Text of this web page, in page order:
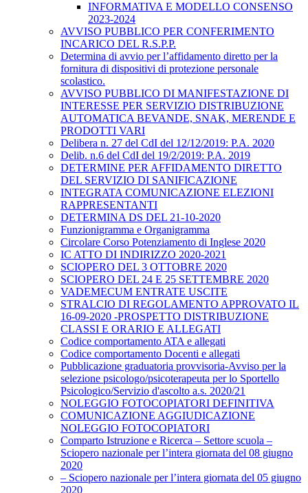
INFORMATIVA E MODELLO CONSENSO
2023-2024
AVVISO PUBBLICO PER CONFERIMENTO
INCARICO DEL R.S.P.P.
Determina di avvio per l’affidamento diretto per la
fornitura di dispositivi di protezione personale
scolastico.
AVVISO PUBBLICO DI MANIFESTAZIONE DI
INTERESSE PER SERVIZIO DISTRIBUZIONE
AUTOMATICA BEVANDE, SNAK, MERENDE E
PRODOTTI VARI
Delibera n. 27 del CdI del 12/12/2019: P.A. 2020
Delib. n.6 del CdI del 19/2/2019: P.A. 2019
DETERMINE PER AFFIDAMENTO DIRETTO
DEL SERVIZIO DI SANIFICAZIONE
INTEGRATA COMUNICAZIONE ELEZIONI
RAPPRESENTANTI
DETERMINA DS DEL 21-10-2020
Funzionigramma e Organigramma
Circolare Corso Potenziamento di Inglese 2020
IC ATTO DI INDIRIZZO 2020-2021
SCIOPERO DEL 3 OTTOBRE 2020
SCIOPERO DEL 24 E 25 SETTEMBRE 2020
VADEMECUM ENTRATE USCITE
STRALCIO DI REGOLAMENTO APPROVATO IL
16-09-2020 -PROSPETTO DISTRIBUZIONE
CLASSI E ORARIO E ALLEGATI
Codice comportamento ATA e allegati
Codice comportamento Docenti e allegati
Pubblicazione graduatoria provvisoria-Avviso per la
selezione psicologo/psicoterapeuta per lo Sportello
Psicologico/Servizio d'ascolto a.s. 2020/21
NOLEGGIO FOTOCOPIATORI DEFINITIVA
COMUNICAZIONE AGGIUDICAZIONE
NOLEGGIO FOTOCOPIATORI
Comparto Istruzione e Ricerca – Settore scuola –
Sciopero nazionale per l’intera giornata del 08 giugno
2020
– Sciopero nazionale per l’intera giornata del 05 giugno
2020